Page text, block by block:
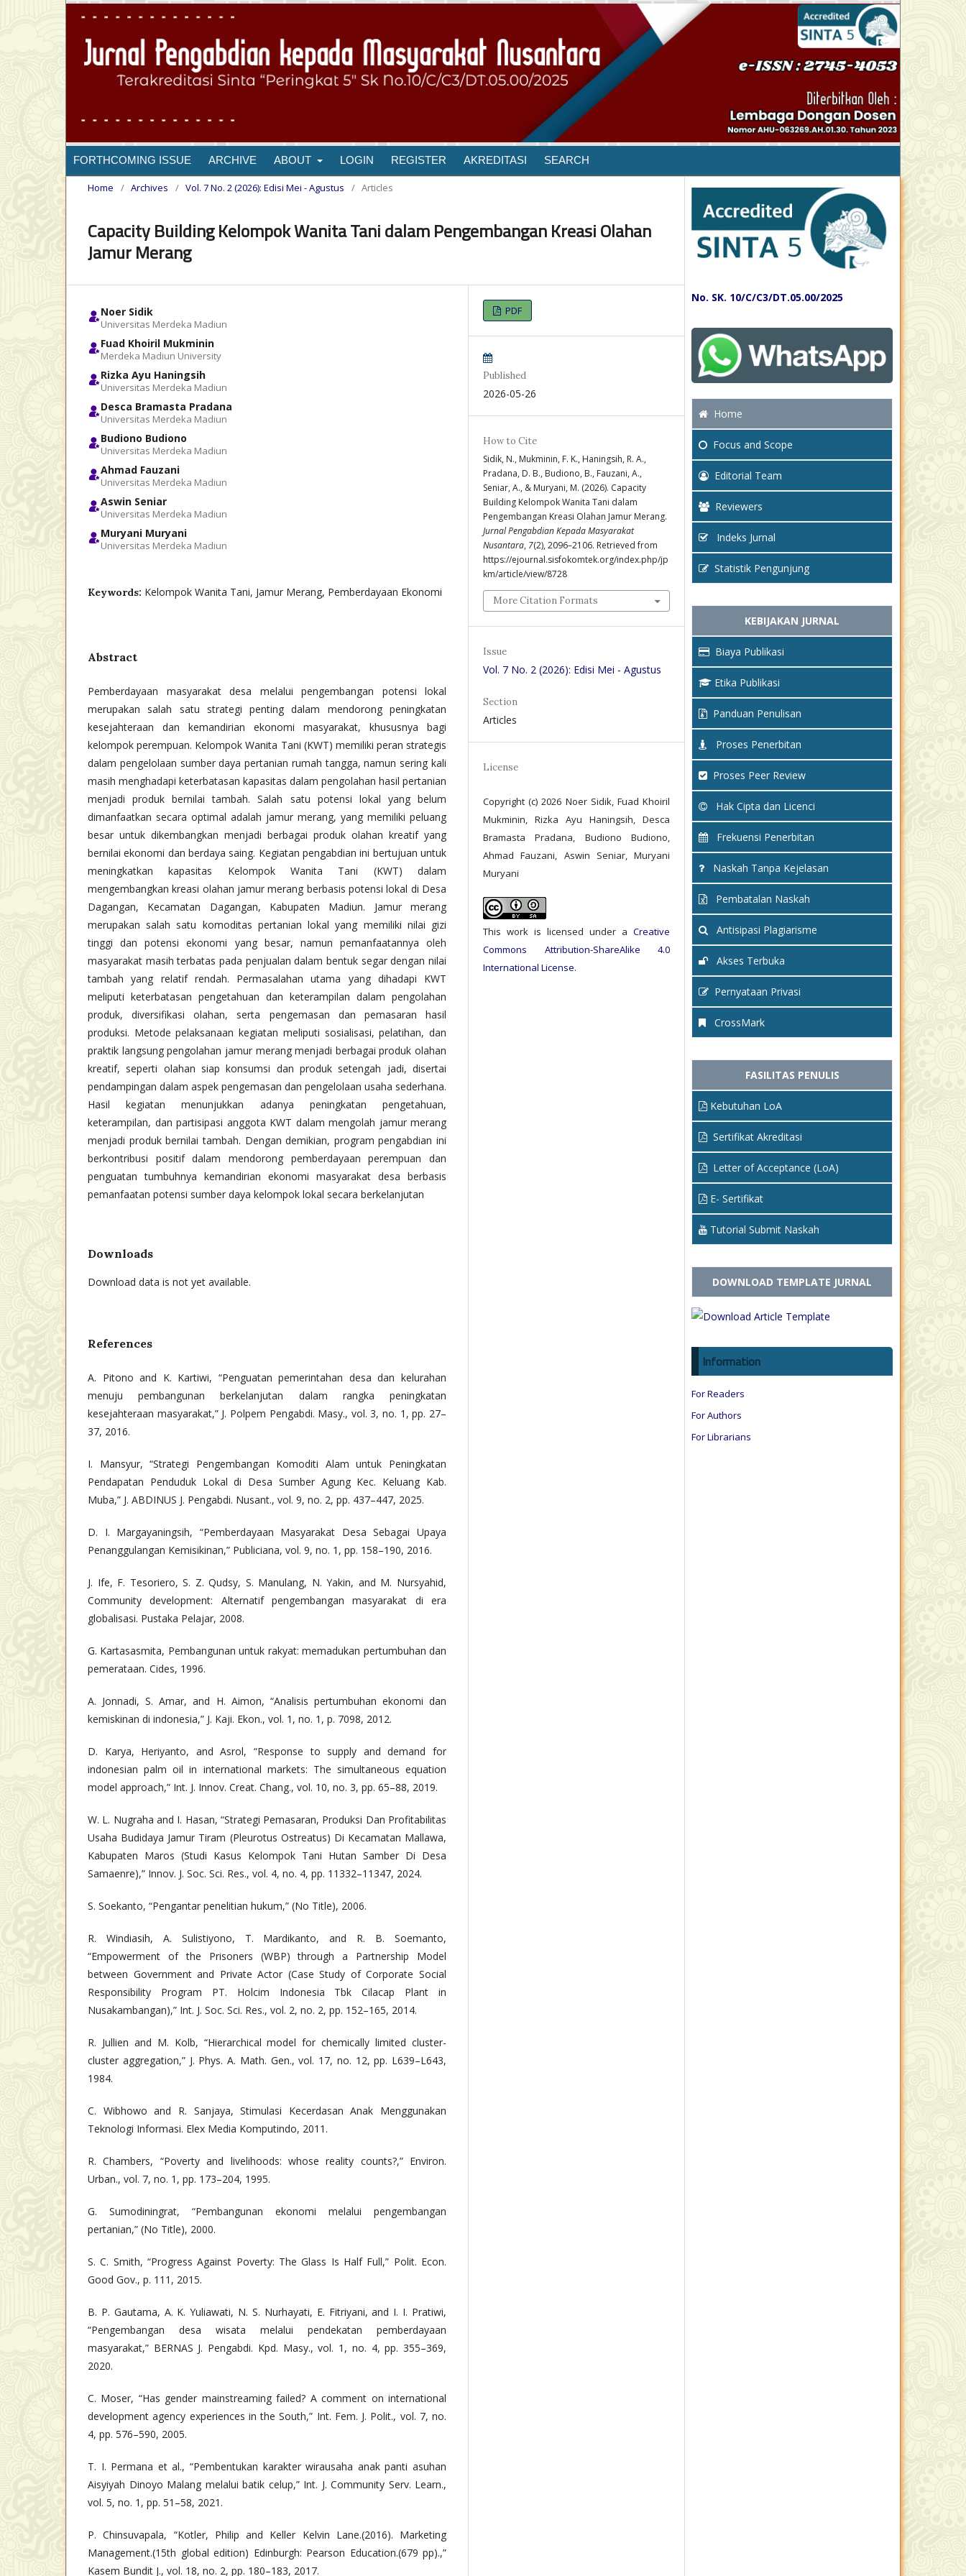
FORTHCOMING ISSUE ARCHIVE ABOUT LOGIN REGISTER AKREDITASI SEARCH
Home / Archives / Vol. 7 No. 2 (2026): Edisi Mei - Agustus / Articles
Capacity Building Kelompok Wanita Tani dalam Pengembangan Kreasi Olahan
Jamur Merang
Noer Sidik
Universitas Merdeka Madiun
Fuad Khoiril Mukminin
Merdeka Madiun University
Rizka Ayu Haningsih
Universitas Merdeka Madiun
Desca Bramasta Pradana
Universitas Merdeka Madiun
Budiono Budiono
Universitas Merdeka Madiun
Ahmad Fauzani
Universitas Merdeka Madiun
Aswin Seniar
Universitas Merdeka Madiun
Muryani Muryani
Universitas Merdeka Madiun
Keywords: Kelompok Wanita Tani, Jamur Merang, Pemberdayaan Ekonomi
Abstract
Pemberdayaan masyarakat desa melalui pengembangan potensi lokal
merupakan salah satu strategi penting dalam mendorong peningkatan
kesejahteraan dan kemandirian ekonomi masyarakat, khususnya bagi
kelompok perempuan. Kelompok Wanita Tani (KWT) memiliki peran strategis
dalam pengelolaan sumber daya pertanian rumah tangga, namun sering kali
masih menghadapi keterbatasan kapasitas dalam pengolahan hasil pertanian
menjadi produk bernilai tambah. Salah satu potensi lokal yang belum
dimanfaatkan secara optimal adalah jamur merang, yang memiliki peluang
besar untuk dikembangkan menjadi berbagai produk olahan kreatif yang
bernilai ekonomi dan berdaya saing. Kegiatan pengabdian ini bertujuan untuk
meningkatkan kapasitas Kelompok Wanita Tani (KWT) dalam
mengembangkan kreasi olahan jamur merang berbasis potensi lokal di Desa
Dagangan, Kecamatan Dagangan, Kabupaten Madiun. Jamur merang
merupakan salah satu komoditas pertanian lokal yang memiliki nilai gizi
tinggi dan potensi ekonomi yang besar, namun pemanfaatannya oleh
masyarakat masih terbatas pada penjualan dalam bentuk segar dengan nilai
tambah yang relatif rendah. Permasalahan utama yang dihadapi KWT
meliputi keterbatasan pengetahuan dan keterampilan dalam pengolahan
produk, diversifikasi olahan, serta pengemasan dan pemasaran hasil
produksi. Metode pelaksanaan kegiatan meliputi sosialisasi, pelatihan, dan
praktik langsung pengolahan jamur merang menjadi berbagai produk olahan
kreatif, seperti olahan siap konsumsi dan produk setengah jadi, disertai
pendampingan dalam aspek pengemasan dan pengelolaan usaha sederhana.
Hasil kegiatan menunjukkan adanya peningkatan pengetahuan,
keterampilan, dan partisipasi anggota KWT dalam mengolah jamur merang
menjadi produk bernilai tambah. Dengan demikian, program pengabdian ini
berkontribusi positif dalam mendorong pemberdayaan perempuan dan
penguatan tumbuhnya kemandirian ekonomi masyarakat desa berbasis
pemanfaatan potensi sumber daya kelompok lokal secara berkelanjutan
Downloads
Download data is not yet available.
References
A. Pitono and K. Kartiwi, “Penguatan pemerintahan desa dan kelurahan
menuju pembangunan berkelanjutan dalam rangka peningkatan
kesejahteraan masyarakat,” J. Polpem Pengabdi. Masy., vol. 3, no. 1, pp. 27–
37, 2016.
I. Mansyur, “Strategi Pengembangan Komoditi Alam untuk Peningkatan
Pendapatan Penduduk Lokal di Desa Sumber Agung Kec. Keluang Kab.
Muba,” J. ABDINUS J. Pengabdi. Nusant., vol. 9, no. 2, pp. 437–447, 2025.
D. I. Margayaningsih, “Pemberdayaan Masyarakat Desa Sebagai Upaya
Penanggulangan Kemisikinan,” Publiciana, vol. 9, no. 1, pp. 158–190, 2016.
J. Ife, F. Tesoriero, S. Z. Qudsy, S. Manulang, N. Yakin, and M. Nursyahid,
Community development: Alternatif pengembangan masyarakat di era
globalisasi. Pustaka Pelajar, 2008.
G. Kartasasmita, Pembangunan untuk rakyat: memadukan pertumbuhan dan
pemerataan. Cides, 1996.
A. Jonnadi, S. Amar, and H. Aimon, “Analisis pertumbuhan ekonomi dan
kemiskinan di indonesia,” J. Kaji. Ekon., vol. 1, no. 1, p. 7098, 2012.
D. Karya, Heriyanto, and Asrol, “Response to supply and demand for
indonesian palm oil in international markets: The simultaneous equation
model approach,” Int. J. Innov. Creat. Chang., vol. 10, no. 3, pp. 65–88, 2019.
W. L. Nugraha and I. Hasan, “Strategi Pemasaran, Produksi Dan Profitabilitas
Usaha Budidaya Jamur Tiram (Pleurotus Ostreatus) Di Kecamatan Mallawa,
Kabupaten Maros (Studi Kasus Kelompok Tani Hutan Samber Di Desa
Samaenre),” Innov. J. Soc. Sci. Res., vol. 4, no. 4, pp. 11332–11347, 2024.
S. Soekanto, “Pengantar penelitian hukum,” (No Title), 2006.
R. Windiasih, A. Sulistiyono, T. Mardikanto, and R. B. Soemanto,
“Empowerment of the Prisoners (WBP) through a Partnership Model
between Government and Private Actor (Case Study of Corporate Social
Responsibility Program PT. Holcim Indonesia Tbk Cilacap Plant in
Nusakambangan),” Int. J. Soc. Sci. Res., vol. 2, no. 2, pp. 152–165, 2014.
R. Jullien and M. Kolb, “Hierarchical model for chemically limited cluster-
cluster aggregation,” J. Phys. A. Math. Gen., vol. 17, no. 12, pp. L639–L643,
1984.
C. Wibhowo and R. Sanjaya, Stimulasi Kecerdasan Anak Menggunakan
Teknologi Informasi. Elex Media Komputindo, 2011.
R. Chambers, “Poverty and livelihoods: whose reality counts?,” Environ.
Urban., vol. 7, no. 1, pp. 173–204, 1995.
G. Sumodiningrat, “Pembangunan ekonomi melalui pengembangan
pertanian,” (No Title), 2000.
S. C. Smith, “Progress Against Poverty: The Glass Is Half Full,” Polit. Econ.
Good Gov., p. 111, 2015.
B. P. Gautama, A. K. Yuliawati, N. S. Nurhayati, E. Fitriyani, and I. I. Pratiwi,
“Pengembangan desa wisata melalui pendekatan pemberdayaan
masyarakat,” BERNAS J. Pengabdi. Kpd. Masy., vol. 1, no. 4, pp. 355–369,
2020.
C. Moser, “Has gender mainstreaming failed? A comment on international
development agency experiences in the South,” Int. Fem. J. Polit., vol. 7, no.
4, pp. 576–590, 2005.
T. I. Permana et al., “Pembentukan karakter wirausaha anak panti asuhan
Aisyiyah Dinoyo Malang melalui batik celup,” Int. J. Community Serv. Learn.,
vol. 5, no. 1, pp. 51–58, 2021.
P. Chinsuvapala, “Kotler, Philip and Keller Kelvin Lane.(2016). Marketing
Management.(15th global edition) Edinburgh: Pearson Education.(679 pp).,”
Kasem Bundit J., vol. 18, no. 2, pp. 180–183, 2017.
PDF
Published
2026-05-26
How to Cite
Sidik, N., Mukminin, F. K., Haningsih, R. A.,
Pradana, D. B., Budiono, B., Fauzani, A.,
Seniar, A., & Muryani, M. (2026). Capacity
Building Kelompok Wanita Tani dalam
Pengembangan Kreasi Olahan Jamur Merang.
Jurnal Pengabdian Kepada Masyarakat
Nusantara, 7(2), 2096–2106. Retrieved from
https://ejournal.sisfokomtek.org/index.php/jp
km/article/view/8728
More Citation Formats
Issue
Vol. 7 No. 2 (2026): Edisi Mei - Agustus
Section
Articles
License
Copyright (c) 2026 Noer Sidik, Fuad Khoiril
Mukminin, Rizka Ayu Haningsih, Desca
Bramasta Pradana, Budiono Budiono,
Ahmad Fauzani, Aswin Seniar, Muryani
Muryani
This work is licensed under a Creative
Commons Attribution-ShareAlike 4.0
International License.
No. SK. 10/C/C3/DT.05.00/2025
Home
Focus and Scope
Editorial Team
Reviewers
Indeks Jurnal
Statistik Pengunjung
KEBIJAKAN JURNAL
Biaya Publikasi
Etika Publikasi
Panduan Penulisan
Proses Penerbitan
Proses Peer Review
Hak Cipta dan Licenci
Frekuensi Penerbitan
Naskah Tanpa Kejelasan
Pembatalan Naskah
Antisipasi Plagiarisme
Akses Terbuka
Pernyataan Privasi
CrossMark
FASILITAS PENULIS
Kebutuhan LoA
Sertifikat Akreditasi
Letter of Acceptance (LoA)
E- Sertifikat
Tutorial Submit Naskah
DOWNLOAD TEMPLATE JURNAL
Information
For Readers
For Authors
For Librarians